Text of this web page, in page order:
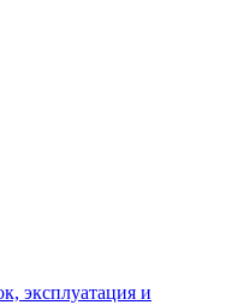
эксплуатация и